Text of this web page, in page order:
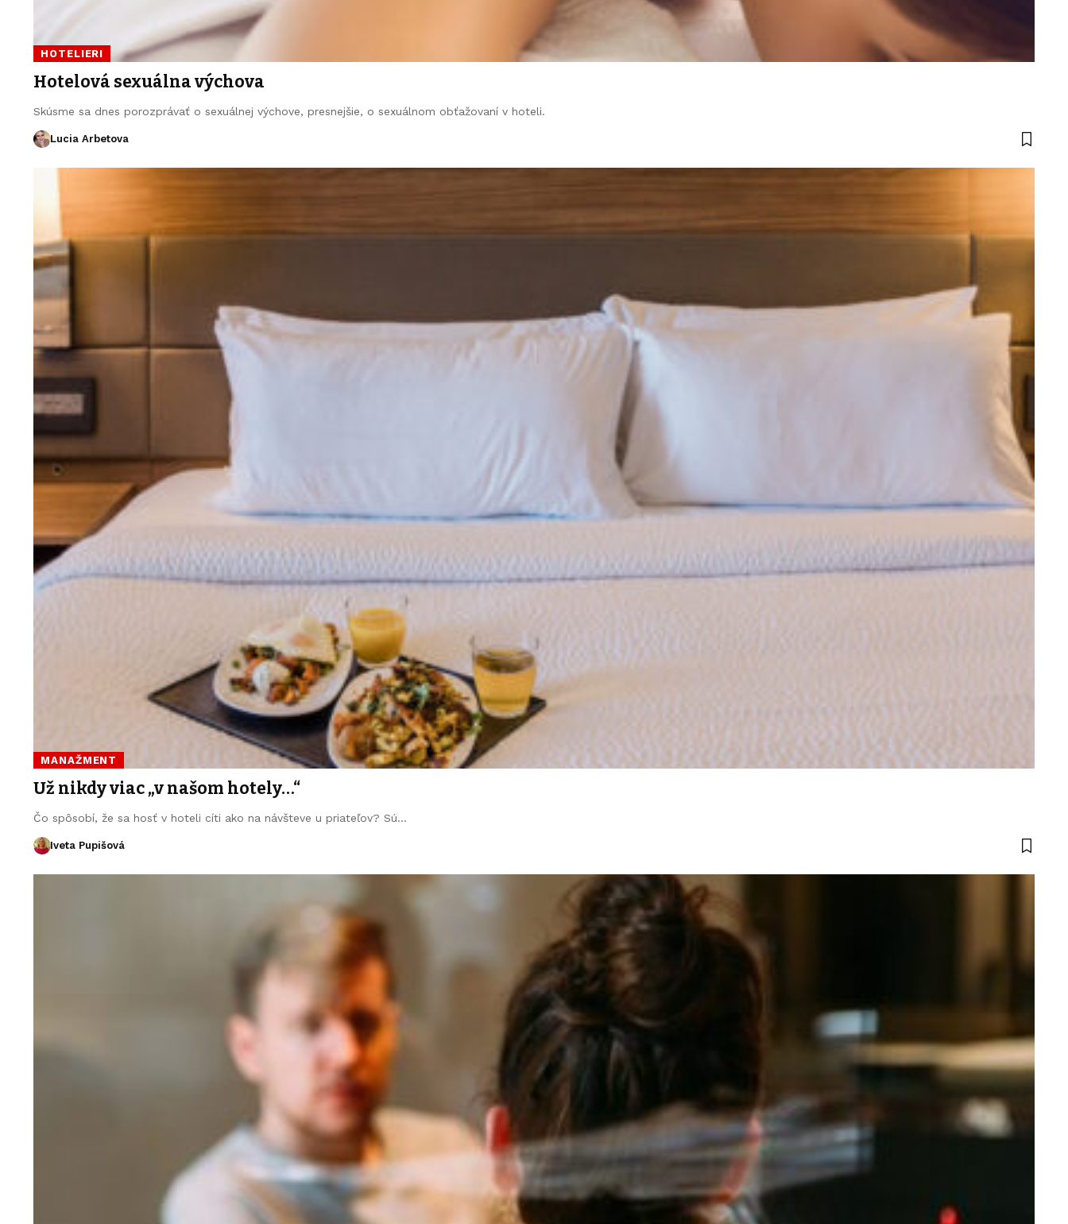
HOTELIERI
Hotelová sexuálna výchova
Skúsme sa dnes porozprávať o sexuálnej výchove, presnejšie, o sexuálnom obťažovaní v hoteli.
Lucia Arbetova
MANAŽMENT
Už nikdy viac „v našom hotely…“
Čo spôsobí, že sa hosť v hoteli cíti ako na návšteve u priateľov? Sú…
Iveta Pupišová